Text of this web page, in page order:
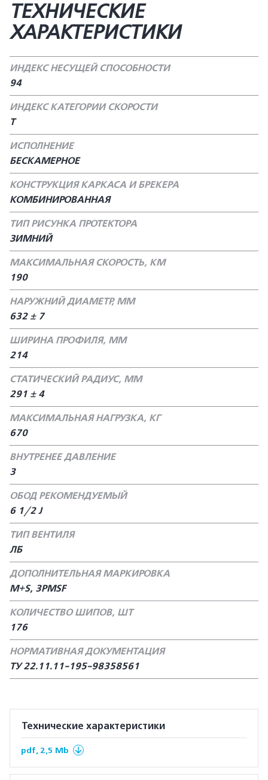
ТЕХНИЧЕСКИЕ
ХАРАКТЕРИСТИКИ
ИНДЕКС НЕСУЩЕЙ СПОСОБНОСТИ
94
ИНДЕКС КАТЕГОРИИ СКОРОСТИ
T
ИСПОЛНЕНИЕ
БЕСКАМЕРНОЕ
КОНСТРУКЦИЯ КАРКАСА И БРЕКЕРА
КОМБИНИРОВАННАЯ
ТИП РИСУНКА ПРОТЕКТОРА
ЗИМНИЙ
МАКСИМАЛЬНАЯ СКОРОСТЬ, КМ
190
НАРУЖНИЙ ДИАМЕТР, ММ
632 ± 7
ШИРИНА ПРОФИЛЯ, ММ
214
СТАТИЧЕСКИЙ РАДИУС, ММ
291 ± 4
МАКСИМАЛЬНАЯ НАГРУЗКА, КГ
670
ВНУТРЕНЕЕ ДАВЛЕНИЕ
3
ОБОД РЕКОМЕНДУЕМЫЙ
6 1/2 J
ТИП ВЕНТИЛЯ
ЛБ
ДОПОЛНИТЕЛЬНАЯ МАРКИРОВКА
M+S, 3PMSF
КОЛИЧЕСТВО ШИПОВ, ШТ
176
НОРМАТИВНАЯ ДОКУМЕНТАЦИЯ
ТУ 22.11.11-195-98358561
Технические характеристики
pdf, 2,5 Mb